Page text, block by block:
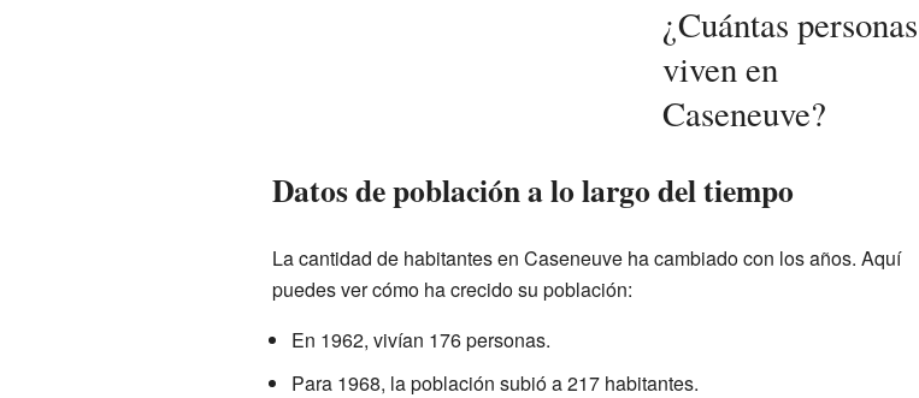
¿Cuántas personas
viven en
Caseneuve?
Datos de población a lo largo del tiempo
La cantidad de habitantes en Caseneuve ha cambiado con los años. Aquí
puedes ver cómo ha crecido su población:
En 1962, vivían 176 personas.
Para 1968, la población subió a 217 habitantes.